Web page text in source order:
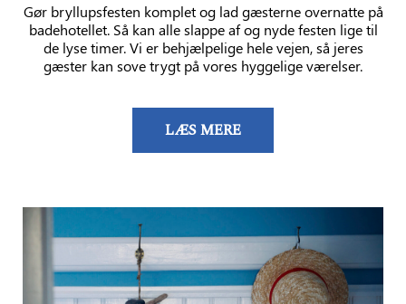
Gør bryllupsfesten komplet og lad gæsterne overnatte på
badehotellet. Så kan alle slappe af og nyde festen lige til
de lyse timer. Vi er behjælpelige hele vejen, så jeres
gæster kan sove trygt på vores hyggelige værelser.
LÆS MERE